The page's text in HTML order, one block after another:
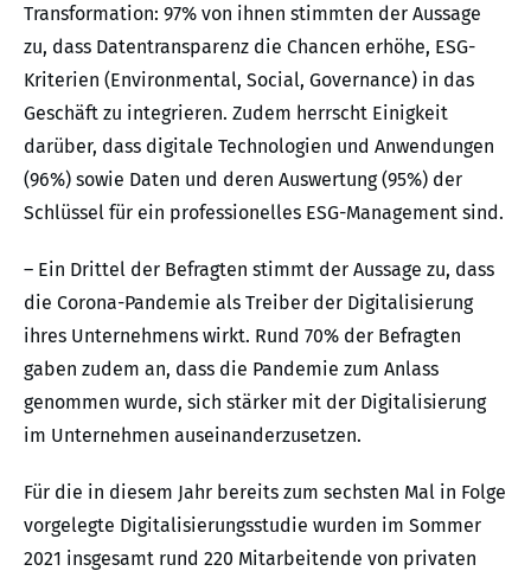
Transformation: 97% von ihnen stimmten der Aussage
zu, dass Datentransparenz die Chancen erhöhe, ESG-
Kriterien (Environmental, Social, Governance) in das
Geschäft zu integrieren. Zudem herrscht Einigkeit
darüber, dass digitale Technologien und Anwendungen
(96%) sowie Daten und deren Auswertung (95%) der
Schlüssel für ein professionelles ESG-Management sind.
– Ein Drittel der Befragten stimmt der Aussage zu, dass
die Corona-Pandemie als Treiber der Digitalisierung
ihres Unternehmens wirkt. Rund 70% der Befragten
gaben zudem an, dass die Pandemie zum Anlass
genommen wurde, sich stärker mit der Digitalisierung
im Unternehmen auseinanderzusetzen.
Für die in diesem Jahr bereits zum sechsten Mal in Folge
vorgelegte Digitalisierungsstudie wurden im Sommer
2021 insgesamt rund 220 Mitarbeitende von privaten